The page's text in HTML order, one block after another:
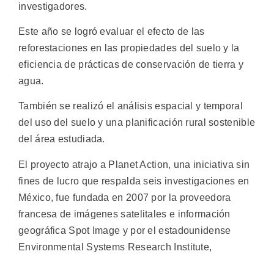
investigadores.
Este año se logró evaluar el efecto de las
reforestaciones en las propiedades del suelo y la
eficiencia de prácticas de conservación de tierra y
agua.
También se realizó el análisis espacial y temporal
del uso del suelo y una planificación rural sostenible
del área estudiada.
El proyecto atrajo a Planet Action, una iniciativa sin
fines de lucro que respalda seis investigaciones en
México, fue fundada en 2007 por la proveedora
francesa de imágenes satelitales e información
geográfica Spot Image y por el estadounidense
Environmental Systems Research Institute,